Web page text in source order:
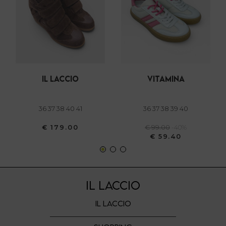
dalla Dichiarazione sui cookie.
Utilizziamo i cookie per personalizzare contenuti ed
annunci, per fornire funzionalità dei social media e per
nostri partner che si occupano di analisi dei dati web,
con altre informazioni che ha fornito loro o che hanno
il laccio
36 37 38 40 41
€ 179.00
vitamina
36 37 38 39 40
€ 99.00
-40%
€ 59.40
IL LACCIO
IL LACCIO